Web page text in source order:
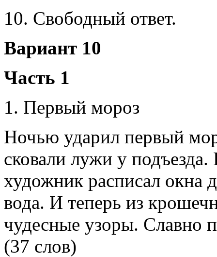
10. Свободный ответ.
Вариант 10
Часть 1
1. Первый мороз
Ночью ударил первый
сковали лужи у
художник расписал окна
вода. И теперь из
чудесные узоры. Славно
(37 слов)